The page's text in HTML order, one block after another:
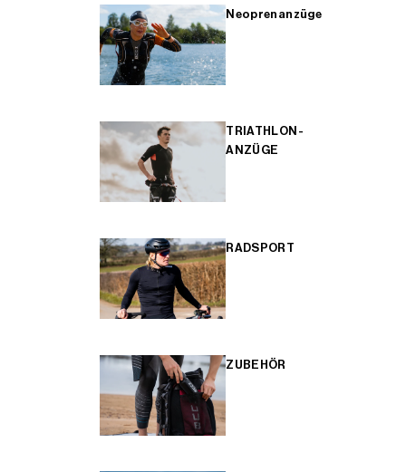
Neoprenanzüge
TRIATHLON-
ANZÜGE
RADSPORT
ZUBEHÖR